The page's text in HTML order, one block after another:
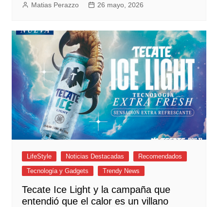
Matias Perazzo 26 mayo, 2026
LifeStyle Noticias Destacadas
Recomendados
Tecnología y Gadgets
Trendy News
Tecate Ice Light y la campaña que
entendió que el calor es un villano